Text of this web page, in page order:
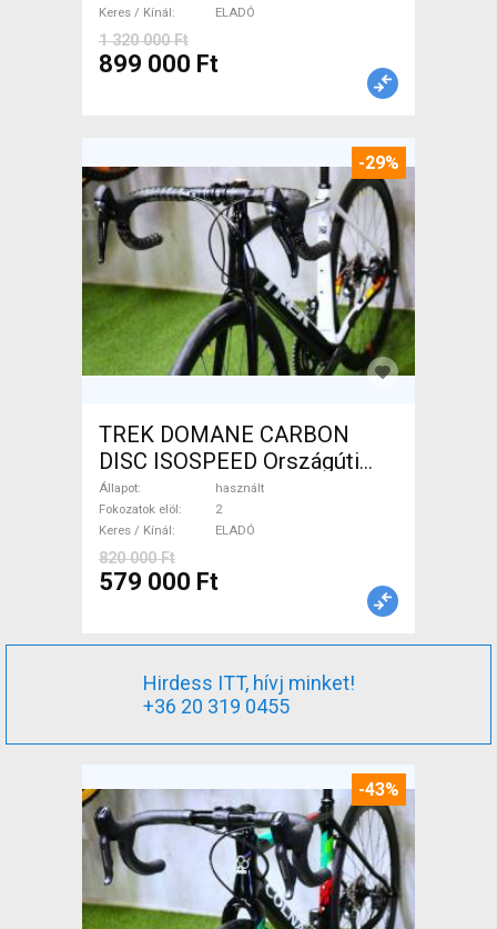
Keres / Kínál ELADÓ
1 320 000 Ft
899 000 Ft
-29%
TREK DOMANE CARBON
DISC ISOSPEED Országúti
tárcsafék használt ELADÓ
Állapot
használt
Fokozatok elöl
2
Keres / Kínál
ELADÓ
820 000 Ft
579 000 Ft
Hirdess ITT, hívj minket!
+36 20 319 0455
-43%